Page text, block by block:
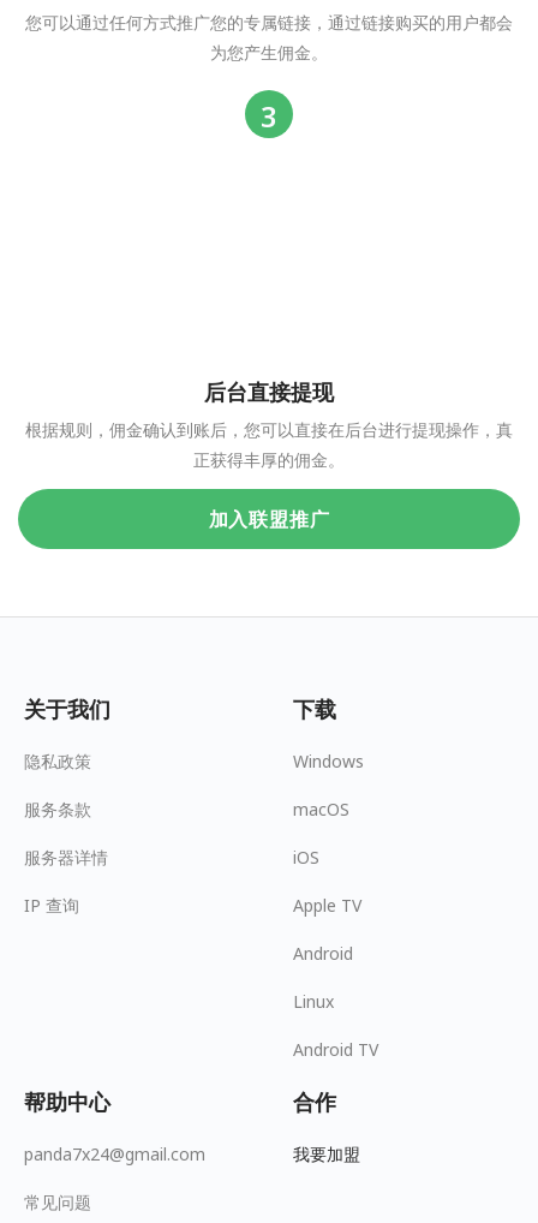
您可以通过任何方式推广您的专属链接，通过链接购买的用户都会
为您产生佣金。
后台直接提现
根据规则，佣金确认到账后，您可以直接在后台进行提现操作，真
正获得丰厚的佣金。
加入联盟推广
关于我们
隐私政策
服务条款
服务器详情
IP 查询
下载
Windows
macOS
iOS
Apple TV
Android
Linux
Android TV
帮助中心
panda7x24@gmail.com
常见问题
合作
我要加盟